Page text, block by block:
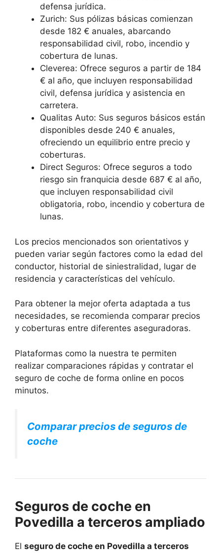
defensa jurídica.
Zurich: Sus pólizas básicas comienzan
desde 182 € anuales, abarcando
responsabilidad civil, robo, incendio y
cobertura de lunas.
Cleverea: Ofrece seguros a partir de 184
€ al año, que incluyen responsabilidad
civil, defensa jurídica y asistencia en
carretera.
Qualitas Auto: Sus seguros básicos están
disponibles desde 240 € anuales,
ofreciendo un equilibrio entre precio y
coberturas.
Direct Seguros: Ofrece seguros a todo
riesgo sin franquicia desde 687 € al año,
que incluyen responsabilidad civil
obligatoria, robo, incendio y cobertura de
lunas.
Los precios mencionados son orientativos y
pueden variar según factores como la edad del
conductor, historial de siniestralidad, lugar de
residencia y características del vehículo.
Para obtener la mejor oferta adaptada a tus
necesidades, se recomienda comparar precios
y coberturas entre diferentes aseguradoras.
Plataformas como la nuestra te permiten
realizar comparaciones rápidas y contratar el
seguro de coche de forma online en pocos
minutos.
Comparar precios de seguros de
coche
Seguros de coche en
Povedilla a terceros ampliado
El seguro de coche en Povedilla a terceros